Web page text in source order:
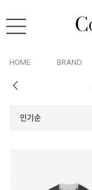
HOME BRAND
인기순